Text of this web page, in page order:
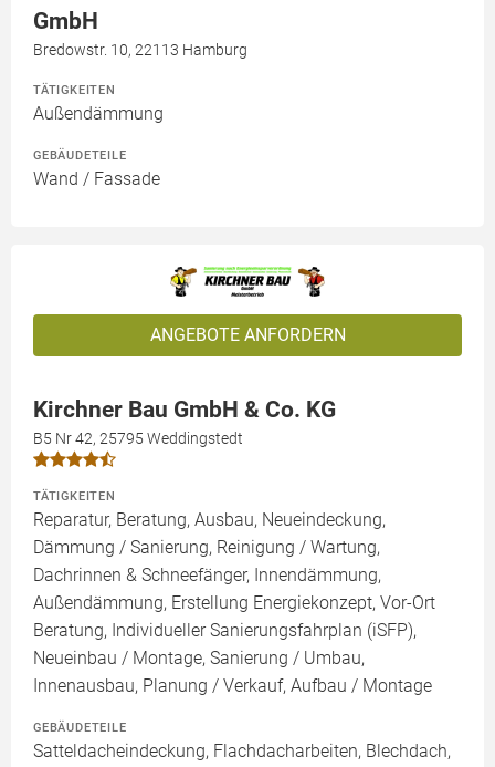
GmbH
Bredowstr. 10, 22113 Hamburg
TÄTIGKEITEN
Außendämmung
GEBÄUDETEILE
Wand / Fassade
ANGEBOTE ANFORDERN
Kirchner Bau GmbH & Co. KG
B5 Nr 42, 25795 Weddingstedt
TÄTIGKEITEN
Reparatur, Beratung, Ausbau, Neueindeckung,
Dämmung / Sanierung, Reinigung / Wartung,
Dachrinnen & Schneefänger, Innendämmung,
Außendämmung, Erstellung Energiekonzept, Vor-Ort
Beratung, Individueller Sanierungsfahrplan (iSFP),
Neueinbau / Montage, Sanierung / Umbau,
Innenausbau, Planung / Verkauf, Aufbau / Montage
GEBÄUDETEILE
Satteldacheindeckung, Flachdacharbeiten, Blechdach,